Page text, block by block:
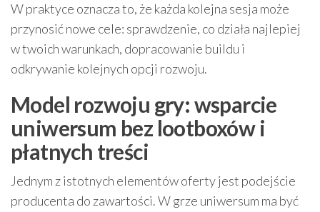
W praktyce oznacza to, że każda kolejna sesja może
przynosić nowe cele: sprawdzenie, co działa najlepiej
w twoich warunkach, dopracowanie buildu i
odkrywanie kolejnych opcji rozwoju.
Model rozwoju gry: wsparcie
uniwersum bez lootboxów i
płatnych treści
Jednym z istotnych elementów oferty jest podejście
producenta do zawartości. W grze uniwersum ma być